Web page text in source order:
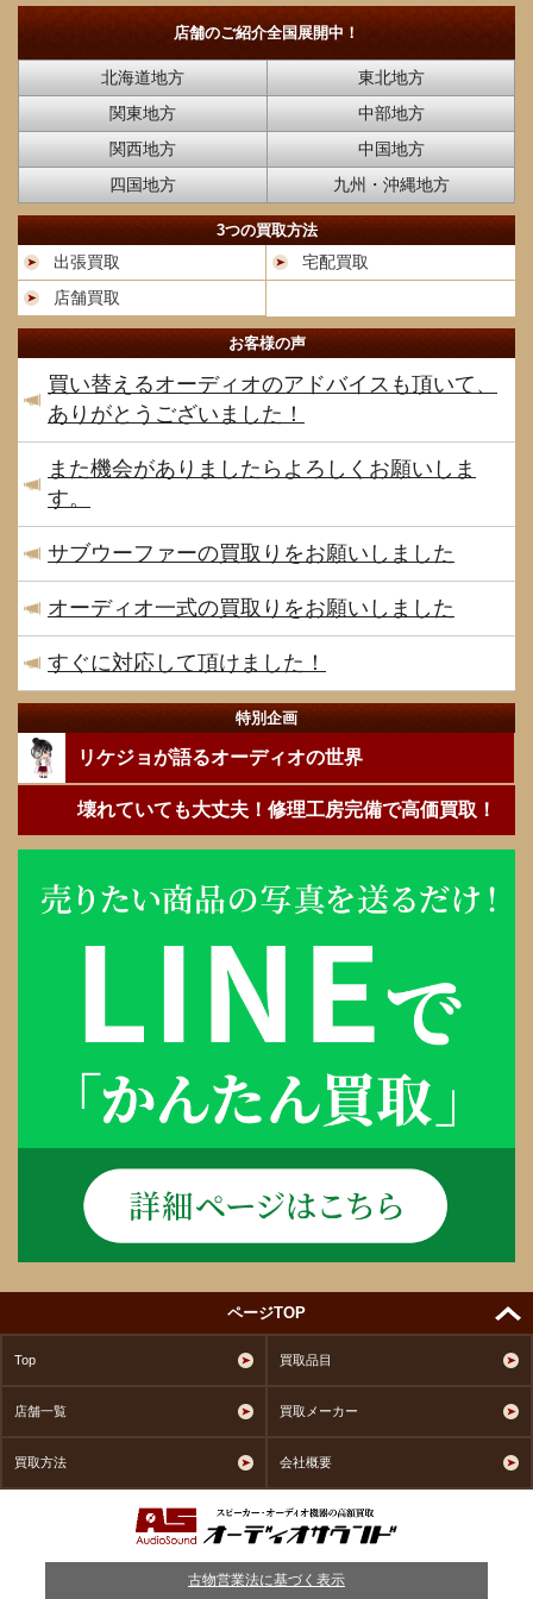
店舗のご紹介全国展開中！
北海道地方
東北地方
関東地方
中部地方
関西地方
中国地方
四国地方
九州・沖縄地方
3つの買取方法
出張買取
宅配買取
店舗買取
お客様の声
買い替えるオーディオのアドバイスも頂いて、
ありがとうございました！
また機会がありましたらよろしくお願いしま
す。
サブウーファーの買取りをお願いしました
オーディオ一式の買取りをお願いしました
すぐに対応して頂けました！
特別企画
リケジョが語るオーディオの世界
壊れていても大丈夫！修理工房完備で高価買取！
ページTOP
Top 買取品目
店舗一覧 買取メーカー
買取方法 会社概要
古物営業法に基づく表示